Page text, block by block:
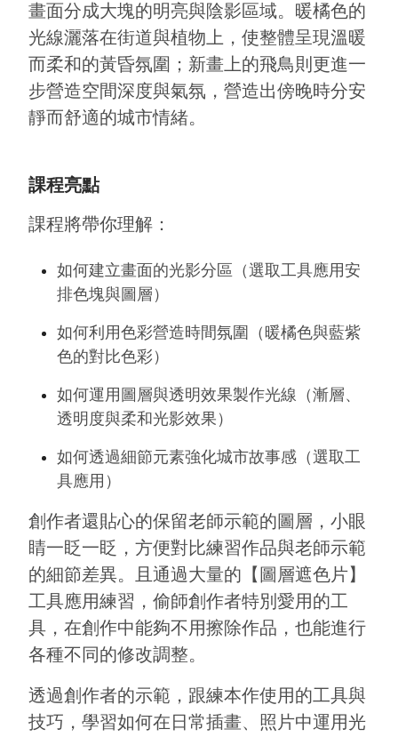
畫面分成大塊的明亮與陰影區域。暖橘色的
光線灑落在街道與植物上，使整體呈現溫暖
而柔和的黃昏氛圍；新畫上的飛鳥則更進一
步營造空間深度與氣氛，營造出傍晚時分安
靜而舒適的城市情緒。
課程亮點
課程將帶你理解：
如何建立畫面的光影分區（選取工具應用安
排色塊與圖層）
如何利用色彩營造時間氛圍（暖橘色與藍紫
色的對比色彩）
如何運用圖層與透明效果製作光線（漸層、
透明度與柔和光影效果）
如何透過細節元素強化城市故事感（選取工
具應用）
創作者還貼心的保留老師示範的圖層，小眼
睛一眨一眨，方便對比練習作品與老師示範
的細節差異。且通過大量的【圖層遮色片】
工具應用練習，偷師創作者特別愛用的工
具，在創作中能夠不用擦除作品，也能進行
各種不同的修改調整。
透過創作者的示範，跟練本作使用的工具與
技巧，學習如何在日常插畫、照片中運用光